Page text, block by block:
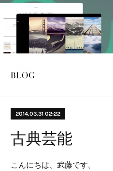
2014.03.31 02:22
古典芸能
こんにちは、武藤です。